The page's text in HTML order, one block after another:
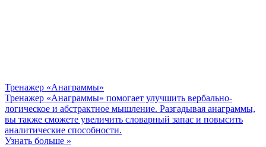
Тренажер «Анаграммы»
Тренажер «Анаграммы» помогает улучшить вербально-
логическое и абстрактное мышление. Разгадывая анаграммы,
вы также сможете увеличить словарный запас и повысить
аналитические способности.
Узнать больше »